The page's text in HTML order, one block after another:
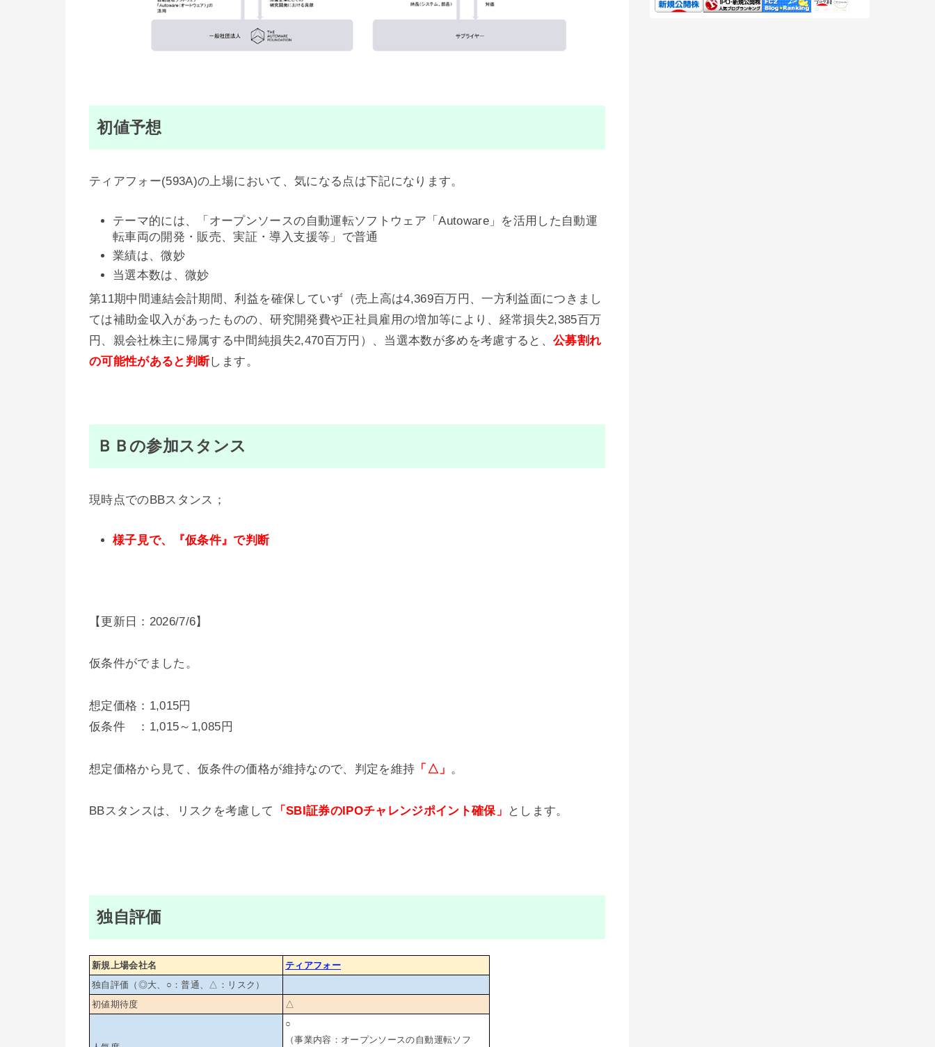
初値予想
ティアフォー(593A)の上場において、気になる点は下記になります。
テーマ的には、「オープンソースの自動運転ソフトウェア「Autoware」を活用した自動運
転車両の開発・販売、実証・導入支援等」で普通
業績は、微妙
当選本数は、微妙
第11期中間連結会計期間、利益を確保していず（売上高は4,369百万円、一方利益面につきまし
ては補助金収入があったものの、研究開発費や正社員雇用の増加等により、経常損失2,385百万
円、親会社株主に帰属する中間純損失2,470百万円）、当選本数が多めを考慮すると、公募割れ
の可能性があると判断します。
ＢＢの参加スタンス
現時点でのBBスタンス；
様子見で、『仮条件』で判断
【更新日：2026/7/6】
仮条件がでました。
想定価格：1,015円
仮条件 ：1,015～1,085円
想定価格から見て、仮条件の価格が維持なので、判定を維持 「△」 。
BBスタンスは、リスクを考慮して 「SBI証券のIPOチャレンジポイント確保」 とします。
独自評価
新規上場会社名
ティアフォー
独自評価（◎大、○：普通、△：リスク）
初値期待度
△
○
（事業内容：オープンソースの自動運転ソフ